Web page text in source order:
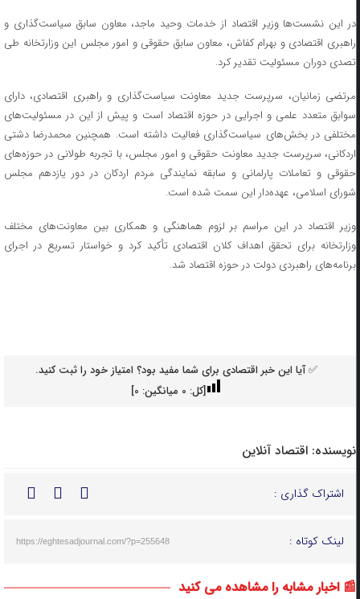
در این نشست‌ها وزیر اقتصاد از خدمات وحید ماجد، معاون سابق سیاست‌گذاری و
راهبری اقتصادی و بهرام کفاش، معاون سابق حقوقی و امور مجلس این وزارتخانه طی
تصدی دوران مسئولیت تقدیر کرد.
مرتضی زمانیان، سرپرست جدید معاونت سیاست‌گذاری و راهبری اقتصادی، دارای
سوابق متعدد علمی و اجرایی در حوزه اقتصاد است و پیش از این در مسئولیت‌های
مختلفی در بخش‌های سیاست‌گذاری فعالیت داشته است. همچنین محمدرضا دشتی
اردکانی، سرپرست جدید معاونت حقوقی و امور مجلس، با تجربه طولانی در حوزه‌های
حقوقی و تعاملات پارلمانی و سابقه نمایندگی مردم اردکان در دور یازدهم مجلس
شورای اسلامی، عهده‌دار این سمت شده است.
وزیر اقتصاد در این مراسم بر لزوم هماهنگی و همکاری بین معاونت‌های مختلف
وزارتخانه برای تحقق اهداف کلان اقتصادی تأکید کرد و خواستار تسریع در اجرای
برنامه‌های راهبردی دولت در حوزه اقتصاد شد.
✅ آیا این خبر اقتصادی برای شما مفید بود؟ امتیاز خود را ثبت کنید.
[کل: 0میانگین: 0
]
نویسنده: اقتصاد آنلاین
اشتراک گذاری :
لینک کوتاه : https://eghtesadjournal.com/?p=255648
📰 اخبار مشابه را مشاهده می کنید